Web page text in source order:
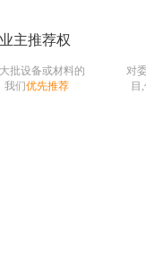
主推荐权
批设备或材料的
我们优先推荐
对
目